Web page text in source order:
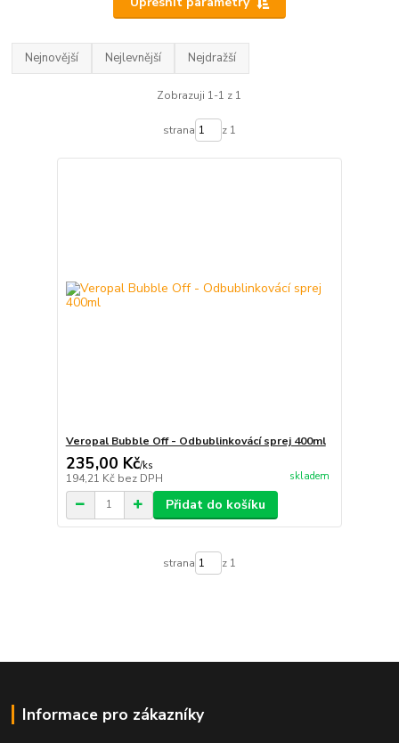
Nejnovější Nejlevnější Nejdražší
Zobrazuji 1-1 z 1
strana z 1
Veropal Bubble Off - Odbublinkovácí sprej 400ml
235,00 Kč/ks
194,21 Kč bez DPH skladem
Přidat do košíku
strana z 1
Informace pro zákazníky